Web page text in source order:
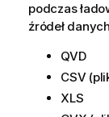
podczas
źródeł
QVD
CSV
XLS